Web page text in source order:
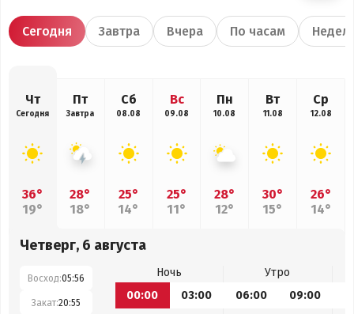
Сегодня Завтра Вчера По часам
Чт
Сегодня
36°
19°
Пт
Завтра
28°
18°
Сб
08.08
25°
14°
Вс
09.08
25°
11°
Пн
10.08
28°
12°
Вт
11.08
30°
15°
Ср
12.08
26°
14°
Четверг, 6 августа
Восход:05:56
Закат:20:55
Ночь
Утро
00:00
03:00 06:00 09:00